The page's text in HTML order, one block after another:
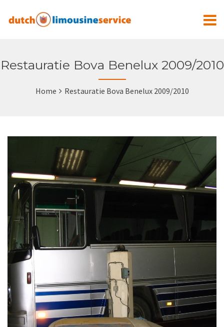
Restauratie Bova Benelux 2009/2010
Home Restauratie Bova Benelux 2009/2010